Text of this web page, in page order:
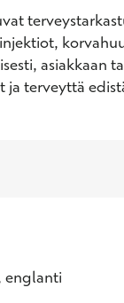
asiakkaan
ja terveyttä
englanti